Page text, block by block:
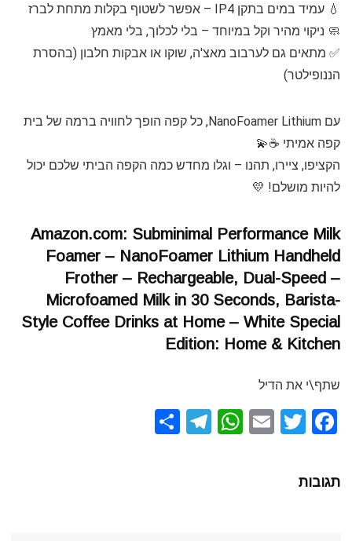
💧 עמיד במים בתקן IP4 – אפשר לשטוף בקלות מתחת לברז
🧼 ניקוי מהיר וקל במיוחד – בלי לכלוך, בלי מאמץ
✅️ מתאים גם לערבוב מאצ'ה, שוקו או אבקות חלבון (בהסרת
הננופילטר)
עם NanoFoamer Lithium, כל קפה הופך לחוויה ברמה של בית
קפה אמיתי ☕💫
הקציפו, ציירו, תהנו – וגלו מחדש כמה הקפה הביתי שלכם יכול
להיות מושלם! 💛
Amazon.com: Subminimal Performance Milk
Foamer – NanoFoamer Lithium Handheld
Frother – Rechargeable, Dual-Speed –
Microfoamed Milk in 30 Seconds, Barista-
Style Coffee Drinks at Home – White Special
Edition: Home & Kitchen
שתף\י את הדיל
F
ce
b
T
E
W
T
תגובות